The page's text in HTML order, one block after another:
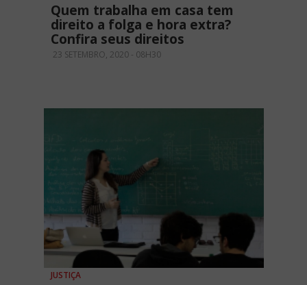
Quem trabalha em casa tem
direito a folga e hora extra?
Confira seus direitos
23 SETEMBRO, 2020 - 08H30
JUSTIÇA